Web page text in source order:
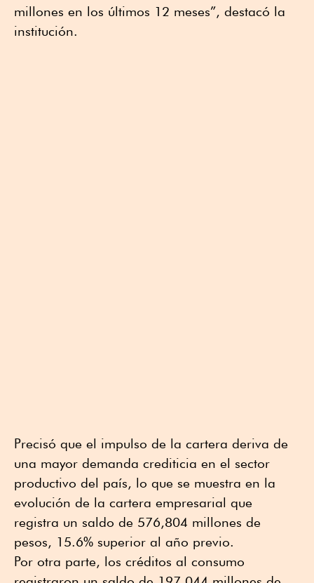
millones en los últimos 12 meses”, destacó la
institución.
Precisó que el impulso de la cartera deriva de
una mayor demanda crediticia en el sector
productivo del país, lo que se muestra en la
evolución de la cartera empresarial que
registra un saldo de 576,804 millones de
pesos, 15.6% superior al año previo.
Por otra parte, los créditos al consumo